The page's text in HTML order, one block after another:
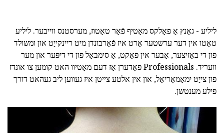
ליליע - גאַנץ אַ פאָלקס מאָטיף פֿאַר טאַטוז, מערסטנס ווייבער. ליליע
טאַטו אין דער ערשטער אָרט איז פֿאַרבונדן מיט ריינקייַט און ומשולד
פון די באַזיצער, אָבער אין פאַקט, אַ סימבאָל פון די דיפּער און מער
וועריד. Professionals פאָדערן אַז דעם מאָטיוו האט קומען צו אונדז
פון צייַט ימאַמאָריאַל, און אין אלטע צייטן איז געווען ליב געהאט דורך
פילע מענטשן.